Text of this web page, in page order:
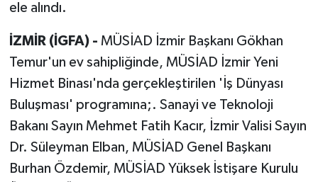
ele alındı.
İZMİR (İGFA) - MÜSİAD İzmir Başkanı Gökhan
Temur'un ev sahipliğinde, MÜSİAD İzmir Yeni
Hizmet Binası'nda gerçekleştirilen 'İş Dünyası
Buluşması' programına;. Sanayi ve Teknoloji
Bakanı Sayın Mehmet Fatih Kacır, İzmir Valisi Sayın
Dr. Süleyman Elban, MÜSİAD Genel Başkanı
Burhan Özdemir, MÜSİAD Yüksek İstişare Kurulu